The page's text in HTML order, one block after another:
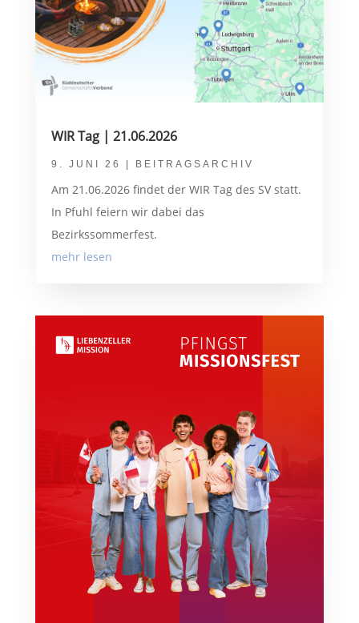
WIR Tag | 21.06.2026
9. JUNI 26 | BEITRAGSARCHIV
Am 21.06.2026 findet der WIR Tag des SV statt.
In Pfuhl feiern wir dabei das
Bezirkssommerfest.
mehr lesen